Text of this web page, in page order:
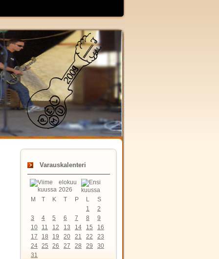
Varauskalenteri
elokuu
2026
M
T K T P L
S
1
2
3
4 5 6 7 8
9
10
11 12 13 14 15
16
17
18 19 20 21 22
23
24 25 26 27 28 29
30
31